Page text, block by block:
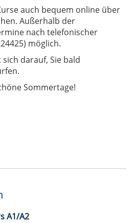
auch bequem online über
Außerhalb der
nach telefonischer
möglich.
darauf, Sie bald
Sommertage!
A1/A2